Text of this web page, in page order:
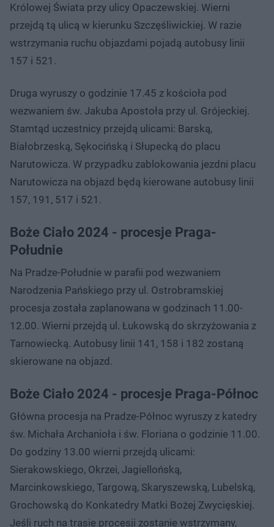
Królowej Świata przy ulicy Opaczewskiej. Wierni
przejdą tą ulicą w kierunku Szczęśliwickiej. W razie
wstrzymania ruchu objazdami pojadą autobusy linii
157 i 521.
Druga wyruszy o godzinie 17.45 z kościoła pod
wezwaniem św. Jakuba Apostoła przy ul. Grójeckiej.
Stamtąd uczestnicy przejdą ulicami: Barską,
Białobrzeską, Sękocińską i Słupecką do placu
Narutowicza. W przypadku zablokowania jezdni placu
Narutowicza na objazd będą kierowane autobusy linii
157, 191, 517 i 521.
Boże Ciało 2024 - procesje Praga-
Południe
Na Pradze-Południe w parafii pod wezwaniem
Narodzenia Pańskiego przy ul. Ostrobramskiej
procesja została zaplanowana w godzinach 11.00-
12.00. Wierni przejdą ul. Łukowską do skrzyżowania z
Tarnowiecką. Autobusy linii 141, 158 i 182 zostaną
skierowane na objazd.
Boże Ciało 2024 - procesje Praga-Północ
Główna procesja na Pradze-Północ wyruszy z katedry
św. Michała Archanioła i św. Floriana o godzinie 11.00.
Do godziny 13.00 wierni przejdą ulicami:
Sierakowskiego, Okrzei, Jagiellońską,
Marcinkowskiego, Targową, Skaryszewską, Lubelską,
Grochowską do Konkatedry Matki Bożej Zwycięskiej.
Jeśli ruch na trasie procesji zostanie wstrzymany,